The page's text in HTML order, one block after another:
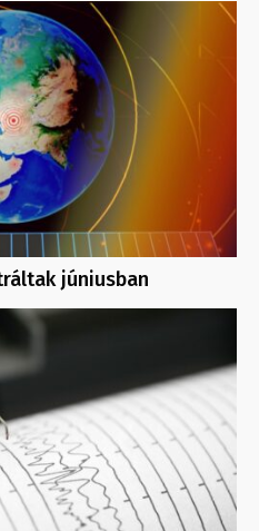
júniusban